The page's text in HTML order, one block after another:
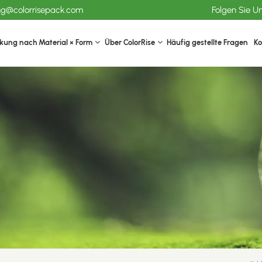
Folgen Sie
nach Material × Form Über ColorRise Häufig gestellte Fragen